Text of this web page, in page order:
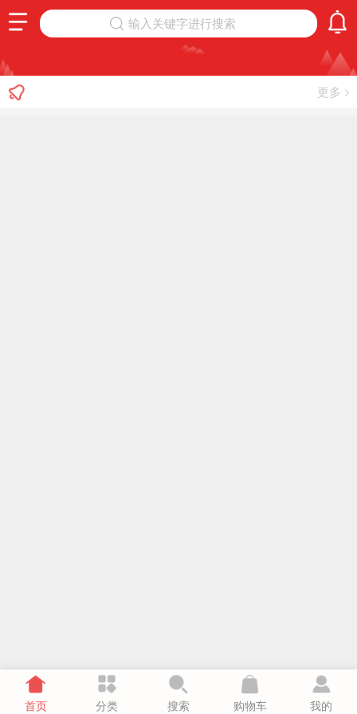
输入关键字进行搜索
更多
首页 分类 搜索 购物车 我的